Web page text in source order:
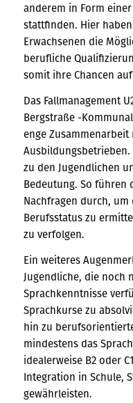
anderem in Form
stattfinden. Hier
Erwachsenen die
berufliche
somit ihre Chancen
Das Fallmanagement
Bergstraße -
enge
zu den Jugendlichen
Bedeutung. So führen
Nachfragen durch,
Berufsstatus zu
zu verfolgen.
Ein weiteres
Jugendliche, die noch
Sprachkenntnisse
Sprachkurse zu
hin zu
mindestens das
idealerweise B2 oder
Integration in Schule,
gewährleisten.